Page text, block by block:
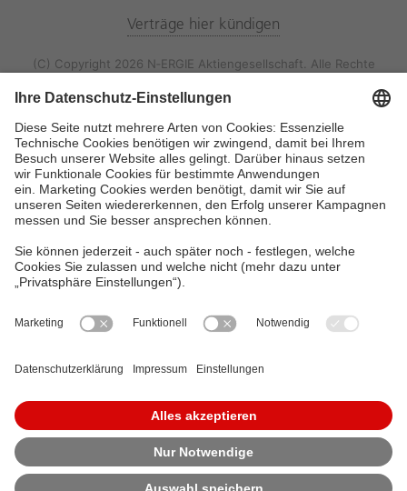
Verträge hier kündigen
(C) Copyright 2026 N‑ERGIE Aktiengesellschaft. Alle Rechte
Störung melden
Möchten Sie eine Störung melden? Das zentrale
Störungsmanagement ist rund um die Uhr für
Zu den Störungs-Hotlines